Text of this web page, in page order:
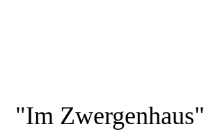
"Im Zwergenhaus"